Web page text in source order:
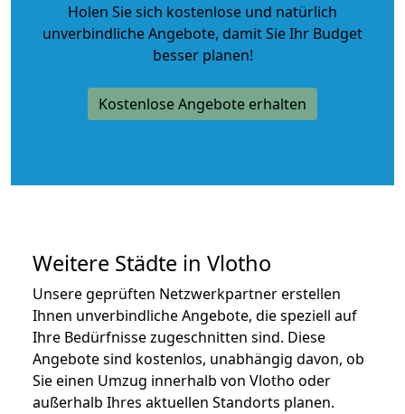
Holen Sie sich kostenlose und natürlich
unverbindliche Angebote, damit Sie Ihr Budget
besser planen!
Kostenlose Angebote erhalten
Weitere Städte in Vlotho
Unsere geprüften Netzwerkpartner erstellen
Ihnen unverbindliche Angebote, die speziell auf
Ihre Bedürfnisse zugeschnitten sind. Diese
Angebote sind kostenlos, unabhängig davon, ob
Sie einen Umzug innerhalb von Vlotho oder
außerhalb Ihres aktuellen Standorts planen.